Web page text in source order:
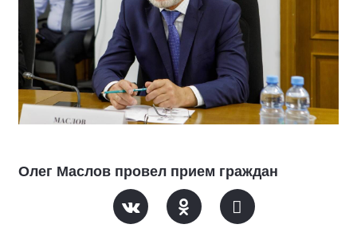
Олег Маслов провел прием граждан